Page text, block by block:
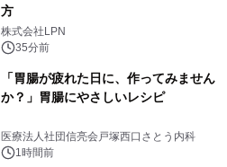
方
株式会社LPN
35分前
「胃腸が疲れた日に、作ってみません
か？」胃腸にやさしいレシピ
医療法人社団信亮会戸塚西口さとう内科
1時間前